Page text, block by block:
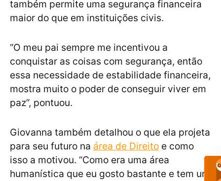
também permite uma segurança financeira
maior do que em instituições civis.
“O meu pai sempre me incentivou a
conquistar as coisas com segurança, então
essa necessidade de estabilidade financeira,
mostra muito o poder de conseguir viver em
paz”, pontuou.
Giovanna também detalhou o que ela projeta
para seu futuro na área de Direito e como
isso a motivou. “Como era uma área
humanística que eu gosto bastante e tem um